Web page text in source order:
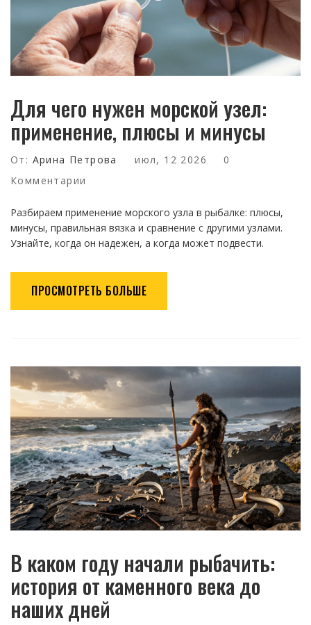
Для чего нужен морской узел:
применение, плюсы и минусы
От: Арина Петрова июл, 12 2026
0
Комментарии
Разбираем применение морского узла в рыбалке: плюсы,
минусы, правильная вязка и сравнение с другими узлами.
Узнайте, когда он надежен, а когда может подвести.
ПРОСМОТРЕТЬ БОЛЬШЕ
В каком году начали рыбачить:
история от каменного века до
наших дней